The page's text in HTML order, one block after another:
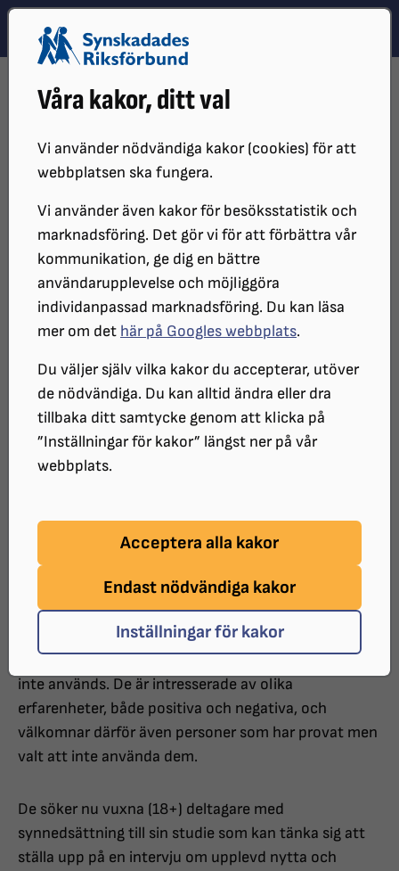
Våra kakor, ditt val
Vi använder nödvändiga kakor (cookies) för att
webbplatsen ska fungera.
Vi använder även kakor för besöksstatistik och
marknadsföring. Det gör vi för att förbättra vår
kommunikation, ge dig en bättre
användarupplevelse och möjliggöra
individanpassad marknadsföring. Du kan läsa
mer om det här på Googles webbplats.
Du väljer själv vilka kakor du accepterar, utöver
de nödvändiga. Du kan alltid ändra eller dra
tillbaka ditt samtycke genom att klicka på
”Inställningar för kakor” längst ner på vår
webbplats.
Acceptera alla kakor
Endast nödvändiga kakor
Inställningar för kakor
Hoppa till innehåll
Hoppa till hitta snabbt
DISTRIKT
SRF STOCKHOLM GOTLAND
BLI INTERVJUAD OM UPPLEVELSEN AV RÖSTSTYRDA ASSISTENTER
Vill du bli intervjuad om din
upplevelse av röststyrda
assistenter?
Förfrågan från två studenter inom
medieteknik vid Södertörns högskola
som just nu skriver sin C-uppsats. De
intresserar sig för röststyrda gränssnitt
och smarta assistenter (t.ex. Google
de används av personer med nedsatt
syn i vardagliga aktiviteter.
Syftet är att förstå hur personer med nedsatt syn
upplever och förhåller sig till röststyrda assistenter,
inte bara hur deanvänds utan också varför de ibland
inte används. De är intresserade av olika
erfarenheter, både positiva och negativa, och
välkomnar därför även personer som har provat men
valt att inte använda dem.
De söker nu vuxna (18+) deltagare med
synnedsättning till sin studie som kan tänka sig att
ställa upp på en intervju om upplevd nytta och